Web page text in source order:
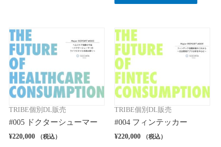
TRIBE個別DL販売
#005 ドクターシューマー
¥220,000 （税込）
TRIBE個別DL販売
#004 フィンテッカー
¥220,000 （税込）